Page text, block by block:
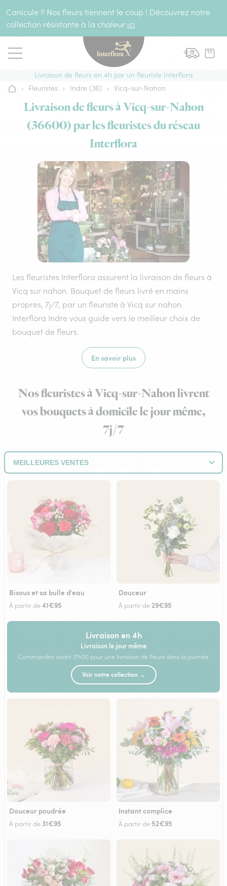
Canicule ? Nos fleurs tiennent le coup ! Découvrez notre
collection résistante à la chaleur ici
Livraison de fleurs en 4h par un fleuriste Interflora
Accueil
› Fleuristes › Indre (36) › Vicq-sur-Nahon
Livraison de fleurs à Vicq-sur-Nahon
(36600) par les fleuristes du réseau
Interflora
Les fleuristes Interflora assurent la livraison de fleurs à
Vicq sur nahon. Bouquet de fleurs livré en mains
propres, 7j/7, par un fleuriste à Vicq sur nahon.
Interflora Indre vous guide vers le meilleur choix de
bouquet de fleurs.
En savoir plus
Nos fleuristes à Vicq-sur-Nahon livrent
vos bouquets à domicile le jour même,
7j/7
Bisous et sa bulle d'eau
À partir de41€95
Douceur
À partir de 29€95
Livraison en 4h
Livraison le jour même
Commandez avant 17h00 pour une livraison de fleurs dans la journée
Voir notre collection →
Douceur poudrée
À partir de 31€95
Instant complice
À partir de 52€95